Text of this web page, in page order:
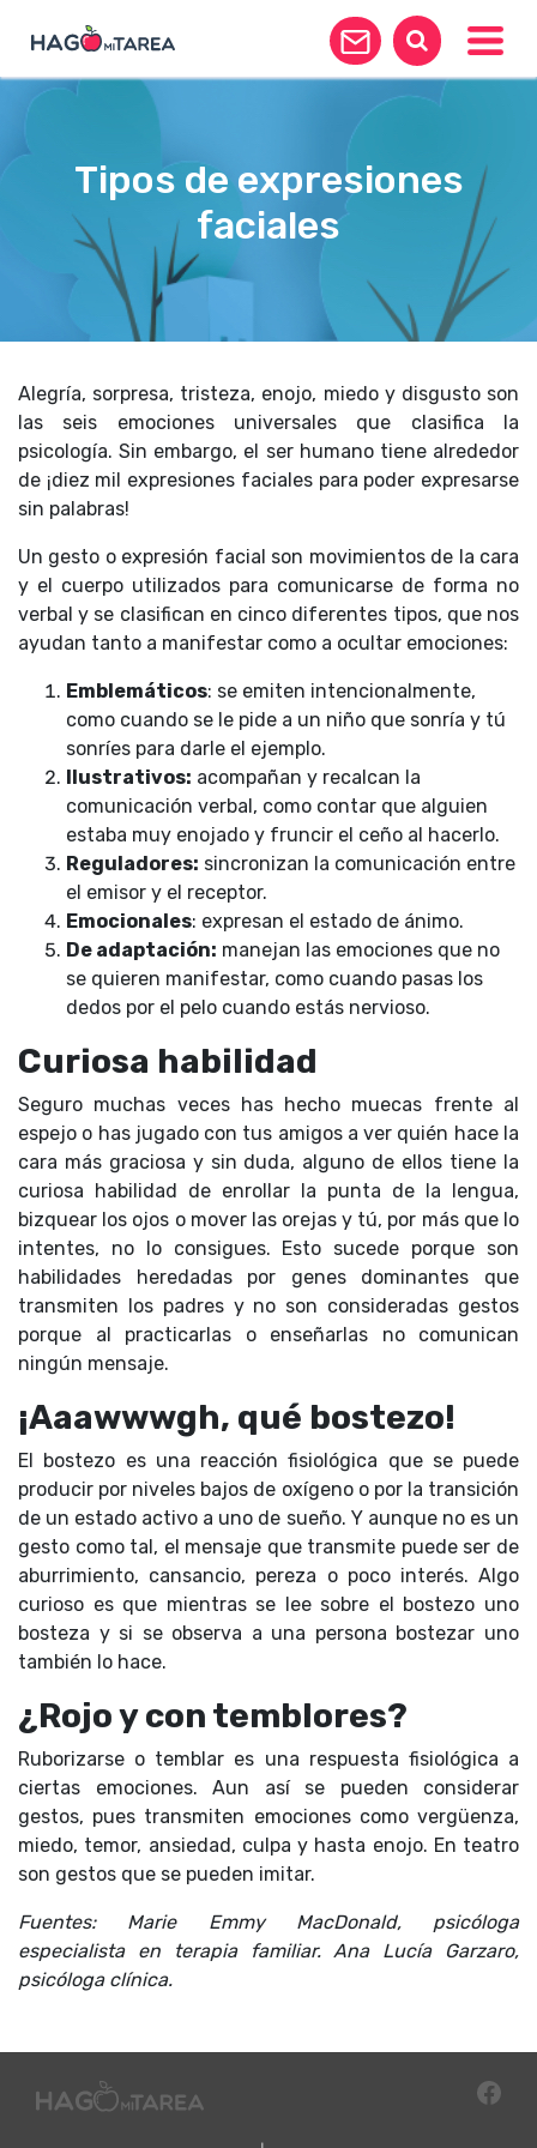
Tipos de expresiones
faciales
Alegría, sorpresa, tristeza, enojo, miedo y disgusto son
las seis emociones universales que clasifica la
psicología. Sin embargo, el ser humano tiene alrededor
de ¡diez mil expresiones faciales para poder expresarse
sin palabras!
Un gesto o expresión facial son movimientos de la cara
y el cuerpo utilizados para comunicarse de forma no
verbal y se clasifican en cinco diferentes tipos, que nos
ayudan tanto a manifestar como a ocultar emociones:
Emblemáticos: se emiten intencionalmente,
como cuando se le pide a un niño que sonría y tú
sonríes para darle el ejemplo.
Ilustrativos: acompañan y recalcan la
comunicación verbal, como contar que alguien
estaba muy enojado y fruncir el ceño al hacerlo.
Reguladores: sincronizan la comunicación entre
el emisor y el receptor.
Emocionales: expresan el estado de ánimo.
De adaptación: manejan las emociones que no
se quieren manifestar, como cuando pasas los
dedos por el pelo cuando estás nervioso.
Curiosa habilidad
Seguro muchas veces has hecho muecas frente al
espejo o has jugado con tus amigos a ver quién hace la
cara más graciosa y sin duda, alguno de ellos tiene la
curiosa habilidad de enrollar la punta de la lengua,
bizquear los ojos o mover las orejas y tú, por más que lo
intentes, no lo consigues. Esto sucede porque son
habilidades heredadas por genes dominantes que
transmiten los padres y no son consideradas gestos
porque al practicarlas o enseñarlas no comunican
ningún mensaje.
¡Aaawwwgh, qué bostezo!
El bostezo es una reacción fisiológica que se puede
producir por niveles bajos de oxígeno o por la transición
de un estado activo a uno de sueño. Y aunque no es un
gesto como tal, el mensaje que transmite puede ser de
aburrimiento, cansancio, pereza o poco interés. Algo
curioso es que mientras se lee sobre el bostezo uno
bosteza y si se observa a una persona bostezar uno
también lo hace.
¿Rojo y con temblores?
Ruborizarse o temblar es una respuesta fisiológica a
ciertas emociones. Aun así se pueden considerar
gestos, pues transmiten emociones como vergüenza,
miedo, temor, ansiedad, culpa y hasta enojo. En teatro
son gestos que se pueden imitar.
Fuentes: Marie Emmy MacDonald, psicóloga
especialista en terapia familiar. Ana Lucía Garzaro,
psicóloga clínica.